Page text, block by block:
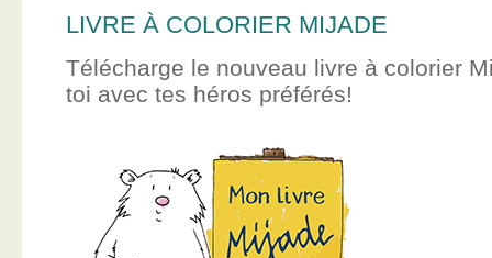
LIVRE À COLORIER MIJADE
Télécharge le nouveau livre à colorier
toi avec tes héros préférés!